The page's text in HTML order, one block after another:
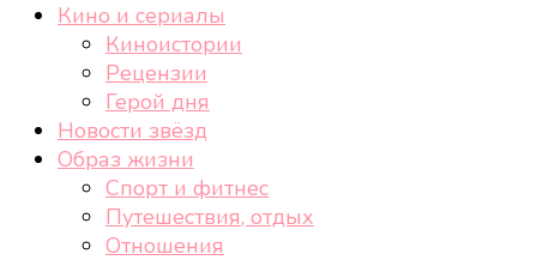
cheek-look.ru
Женский сайт о звездах и кино, а также трендах,
здоровом образе жизни, спорте, стиле, отдыхе и
Кино и сериалы
Киноистории
Рецензии
Герой дня
Новости звёзд
Образ жизни
Спорт и фитнес
Путешествия, отдых
Отношения